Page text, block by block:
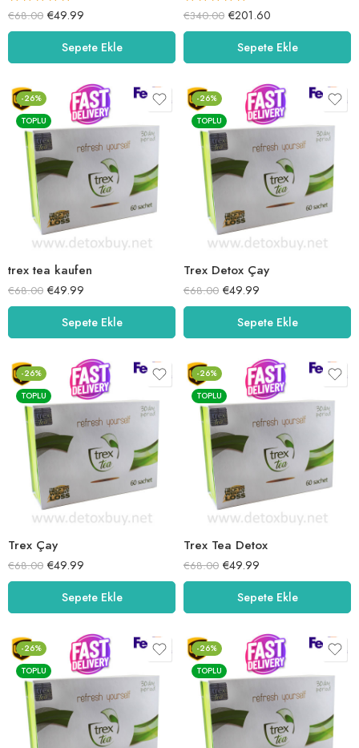
5 üzerinden
5.00oy aldı
€68.00 €49.99
Sepete Ekle
5 üzerinden
5.00oy aldı
€340.00 €201.60
Sepete Ekle
-26%
TOPLU
trex tea kaufen
€68.00 €49.99
Sepete Ekle
-26%
TOPLU
Trex Detox Çay
€68.00 €49.99
Sepete Ekle
-26%
TOPLU
Trex Çay
€68.00 €49.99
Sepete Ekle
-26%
TOPLU
Trex Tea Detox
€68.00 €49.99
Sepete Ekle
-26%
TOPLU
-26%
TOPLU